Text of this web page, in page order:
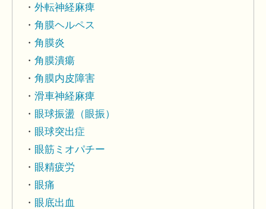
外転神経麻痺
角膜ヘルペス
角膜炎
角膜潰瘍
角膜内皮障害
滑車神経麻痺
眼球振盪（眼振）
眼球突出症
眼筋ミオパチー
眼精疲労
眼痛
眼底出血